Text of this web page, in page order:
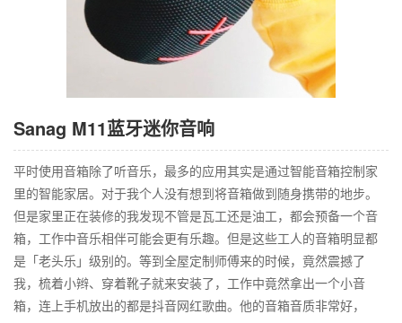
Sanag M11蓝牙迷你音响
平时使用音箱除了听音乐，最多的应用其实是通过智能音箱控制家
里的智能家居。对于我个人没有想到将音箱做到随身携带的地步。
但是家里正在装修的我发现不管是瓦工还是油工，都会预备一个音
箱，工作中音乐相伴可能会更有乐趣。但是这些工人的音箱明显都
是「老头乐」级别的。等到全屋定制师傅来的时候，竟然震撼了
我，梳着小辫、穿着靴子就来安装了，工作中竟然拿出一个小音
箱，连上手机放出的都是抖音网红歌曲。他的音箱音质非常好，